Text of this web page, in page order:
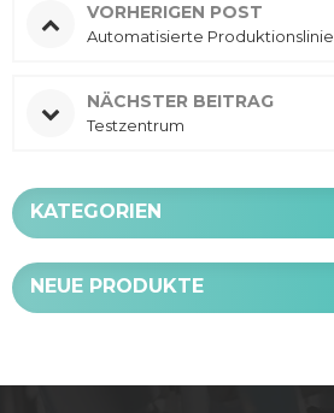
VORHERIGEN POST
Automatisierte Produktionslinie
NÄCHSTER BEITRAG
Testzentrum
KATEGORIEN
NEUE PRODUKTE